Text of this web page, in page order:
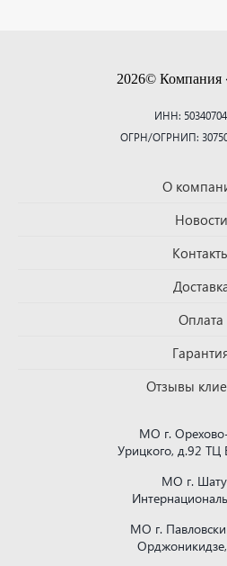
2026© Компания
ИНН:
ОГРН/ОГРНИП:
О
Новости
Оплата
Отзывы
МО г.
Урицкого, д.92 ТЦ
МО г.
МО г.